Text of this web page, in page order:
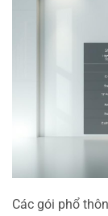
Các gói phổ